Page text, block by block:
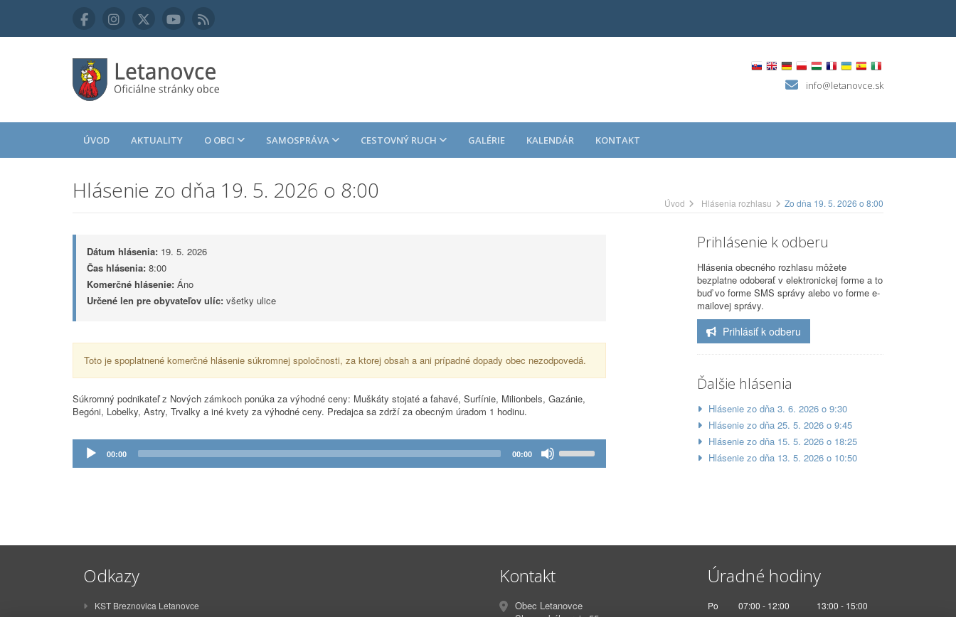
info@letanovce.sk
ÚVOD AKTUALITY O OBCI SAMOSPRÁVA CESTOVNÝ RUCH GALÉRIE KALENDÁR KONTAKT
Hlásenie zo dňa 19. 5. 2026 o 8:00 Úvod Hlásenia rozhlasu Zo dňa 19. 5. 2026 o 8:00
Dátum hlásenia: 19. 5. 2026
Čas hlásenia: 8:00
Komerčné hlásenie: Áno
Určené len pre obyvateľov ulíc: všetky ulice
Toto je spoplatnené komerčné hlásenie súkromnej spoločnosti, za ktorej obsah a ani prípadné dopady obec nezodpovedá.
Súkromný podnikateľ z Nových zámkoch ponúka za výhodné ceny: Muškáty stojaté a ťahavé, Surfínie, Milionbels, Gazánie,
Begóni, Lobelky, Astry, Trvalky a iné kvety za výhodné ceny. Predajca sa zdrží za obecným úradom 1 hodinu.
Prehrávač
zvuku
00:00 00:00
so
šípkou
Prihlásenie k odberu
Hlásenia obecného rozhlasu môžete
bezplatne odoberať v elektronickej forme a to
buď vo forme SMS správy alebo vo forme e-
mailovej správy.
Prihlásiť k odberu
Ďalšie hlásenia
Hlásenie zo dňa 3. 6. 2026 o 9:30
Hlásenie zo dňa 25. 5. 2026 o 9:45
Hlásenie zo dňa 15. 5. 2026 o 18:25
Hlásenie zo dňa 13. 5. 2026 o 10:50
Odkazy
KST Breznovica Letanovce
Kontakt
Obec Letanovce
Slovenského raja 55
Úradné hodiny
Po 07:00 - 12:00
13:00 - 15:00